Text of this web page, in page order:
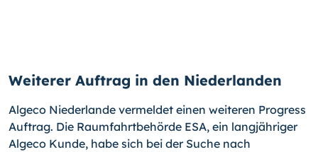
Weiterer Auftrag in den Niederlanden
Algeco Niederlande vermeldet einen weiteren Progress
Auftrag. Die Raumfahrtbehörde ESA, ein langjähriger
Algeco Kunde, habe sich bei der Suche nach